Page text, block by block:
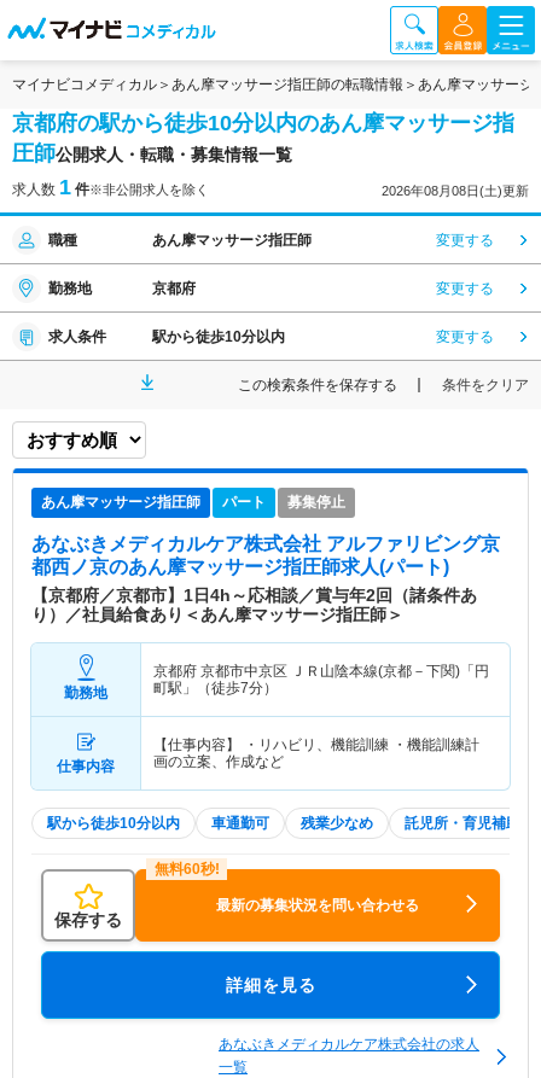
マイナビコメディカル あん摩マッサージ指圧師の転職情報 あん摩マッサージ
京都府の駅から徒歩10分以内のあん摩マッサージ指
圧師公開求人・転職・募集情報一覧
求人数 1 件※非公開求人を除く 2026年08月08日(土)更新
職種 あん摩マッサージ指圧師 変更する
勤務地 京都府 変更する
求人条件 駅から徒歩10分以内 変更する
この検索条件を保存する 条件をクリア
あん摩マッサージ指圧師 パート 募集停止
あなぶきメディカルケア株式会社 アルファリビング京
都西ノ京のあん摩マッサージ指圧師求人(パート)
【京都府／京都市】1日4h～応相談／賞与年2回（諸条件あ
り）／社員給食あり＜あん摩マッサージ指圧師＞
勤務地
京都府 京都市中京区 ＪＲ山陰本線(京都－下関)「円
町駅」（徒歩7分）
仕事内容
【仕事内容】 ・リハビリ、機能訓練 ・機能訓練計
画の立案、作成など
駅から徒歩10分以内 車通勤可 残業少なめ 託児所・育児補助
保存する
最新の募集状況を問い合わせる
詳細を見る
あなぶきメディカルケア株式会社の求人
一覧